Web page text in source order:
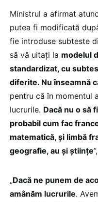
Ministrul a afirmat
putea fi modificată
fie introduse subteste
să vă uitați la modelul
standardizat, cu
diferite. Nu înseamnă
pentru că în momentul
lucrurile. Dacă nu o să
probabil cum fac
matematică, și limbă
geografie, au și științe
„Dacă ne punem de
amânăm lucrurile.